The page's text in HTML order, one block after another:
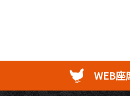
WEB座